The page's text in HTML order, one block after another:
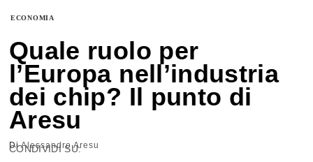
ECONOMIA
Quale ruolo per
l’Europa nell’industria
dei chip? Il punto di
Aresu
DiAlessandro Aresu
CONDIVIDI SU: